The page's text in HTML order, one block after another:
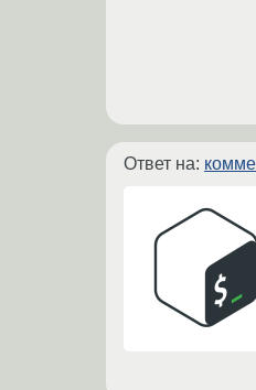
Ответ на: